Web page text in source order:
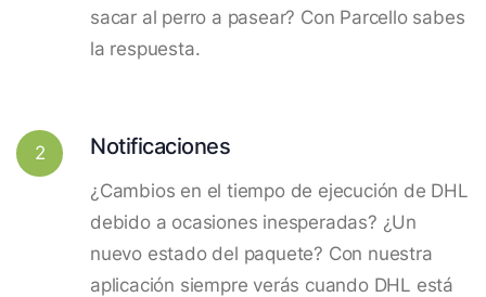
sacar al perro a pasear? Con Parcello sabes
la respuesta.
2 Notificaciones
¿Cambios en el tiempo de ejecución de DHL
debido a ocasiones inesperadas? ¿Un
nuevo estado del paquete? Con nuestra
aplicación siempre verás cuando DHL está